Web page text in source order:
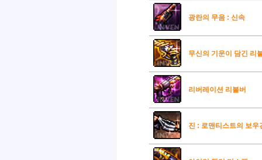
광란의 무음 : 신속
무신의 기운이 담긴 리
리버레이션 리볼버
진 : 로맨티스트의 보우